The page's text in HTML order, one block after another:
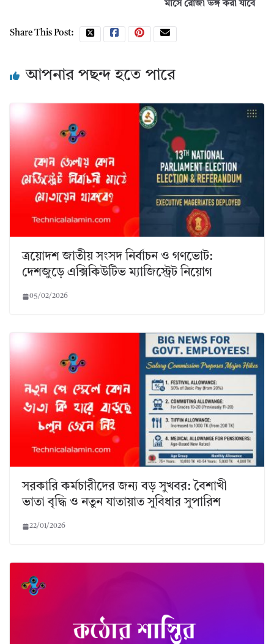
মাসে রোজা ভঙ্গ করা যাবে
Share This Post:
আপনার পছন্দ হতে পারে
ত্রয়োদশ জাতীয় সংসদ নির্বাচন ও গণভোট:
দেশজুড়ে এক্সিকিউটিভ ম্যাজিস্ট্রেট নিয়োগ
05/02/2026
সরকারি কর্মচারীদের জন্য বড় সুখবর: বৈশাখী
ভাতা বৃদ্ধি ও নতুন যাতায়াত সুবিধার সুপারিশ
22/01/2026